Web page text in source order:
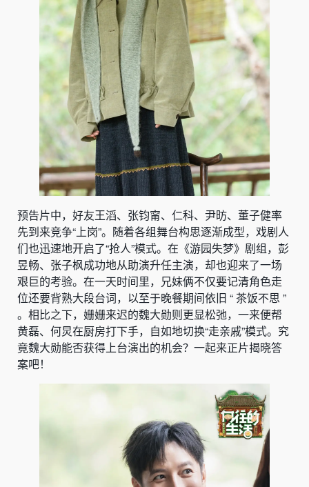
预告片中，好友王滔、张钧甯、仁科、尹昉、董子健率
先到来竞争“上岗”。随着各组舞台构思逐渐成型，戏剧人
们也迅速地开启了“抢人”模式。在《游园失梦》剧组，彭
昱畅、张子枫成功地从助演升任主演，却也迎来了一场
艰巨的考验。在一天时间里，兄妹俩不仅要记清角色走
位还要背熟大段台词，以至于晚餐期间依旧 “ 茶饭不思 ”
。相比之下，姗姗来迟的魏大勋则更显松弛，一来便帮
黄磊、何炅在厨房打下手，自如地切换“走亲戚”模式。究
竟魏大勋能否获得上台演出的机会？一起来正片揭晓答
案吧！